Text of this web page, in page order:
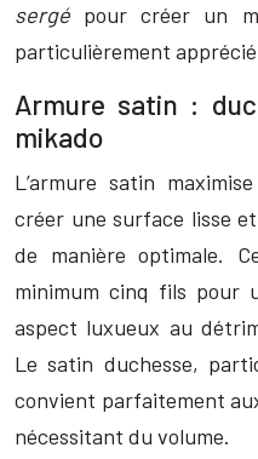
sergé pour créer un
particulièrement
Armure satin :
mikado
L’armure satin
créer une surface lisse
de manière optimale.
minimum cinq fils pour
aspect luxueux au
Le satin duchesse,
convient parfaitement
nécessitant du volume.